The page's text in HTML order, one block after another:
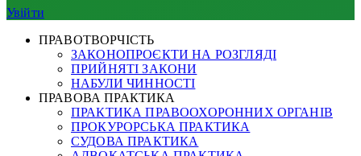
Увійти
ПРАВОТВОРЧІСТЬ
ЗАКОНОПРОЄКТИ НА РОЗГЛЯДІ
ПРИЙНЯТІ ЗАКОНИ
НАБУЛИ ЧИННОСТІ
ПРАВОВА ПРАКТИКА
ПРАКТИКА ПРАВООХОРОННИХ ОРГАНІВ
ПРОКУРОРСЬКА ПРАКТИКА
СУДОВА ПРАКТИКА